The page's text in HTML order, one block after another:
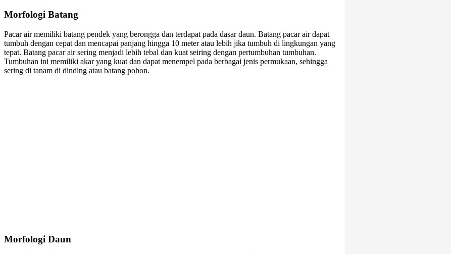
Morfologi Batang
Pacar air memiliki batang pendek yang berongga dan terdapat pada dasar daun. Batang pacar air dapat
tumbuh dengan cepat dan mencapai panjang hingga 10 meter atau lebih jika tumbuh di lingkungan yang
tepat. Batang pacar air sering menjadi lebih tebal dan kuat seiring dengan pertumbuhan tumbuhan.
Tumbuhan ini memiliki akar yang kuat dan dapat menempel pada berbagai jenis permukaan, sehingga
sering di tanam di dinding atau batang pohon.
Morfologi Daun